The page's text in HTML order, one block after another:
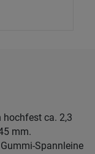
hochfest ca. 2,3
mm.
Spannleine